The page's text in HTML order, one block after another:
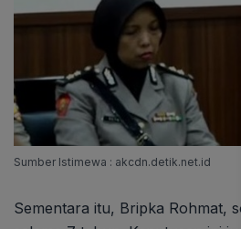
Sumber Istimewa : akcdn.detik.net.id
Sementara itu, Bripka Rohmat,